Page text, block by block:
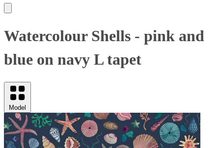
Watercolour Shells - pink and
blue on navy L tapet
Model